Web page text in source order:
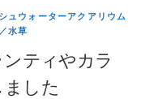
ュウォーターアクアリウム
水草
ティやカラ
した